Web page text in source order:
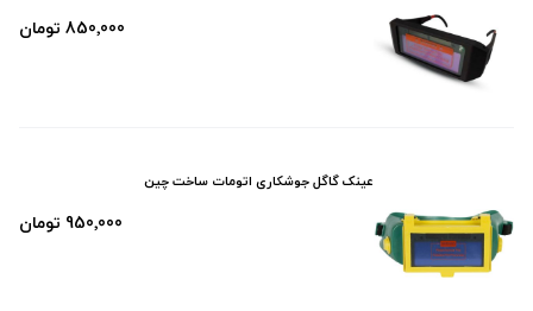
850٬000 تومان
عینک گاگل جوشکاری اتومات ساخت چین
950٬000 تومان